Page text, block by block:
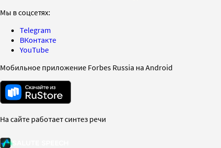
Мы в соцсетях:
Telegram
ВКонтакте
YouTube
Мобильное приложение Forbes Russia на Android
На сайте работает синтез речи